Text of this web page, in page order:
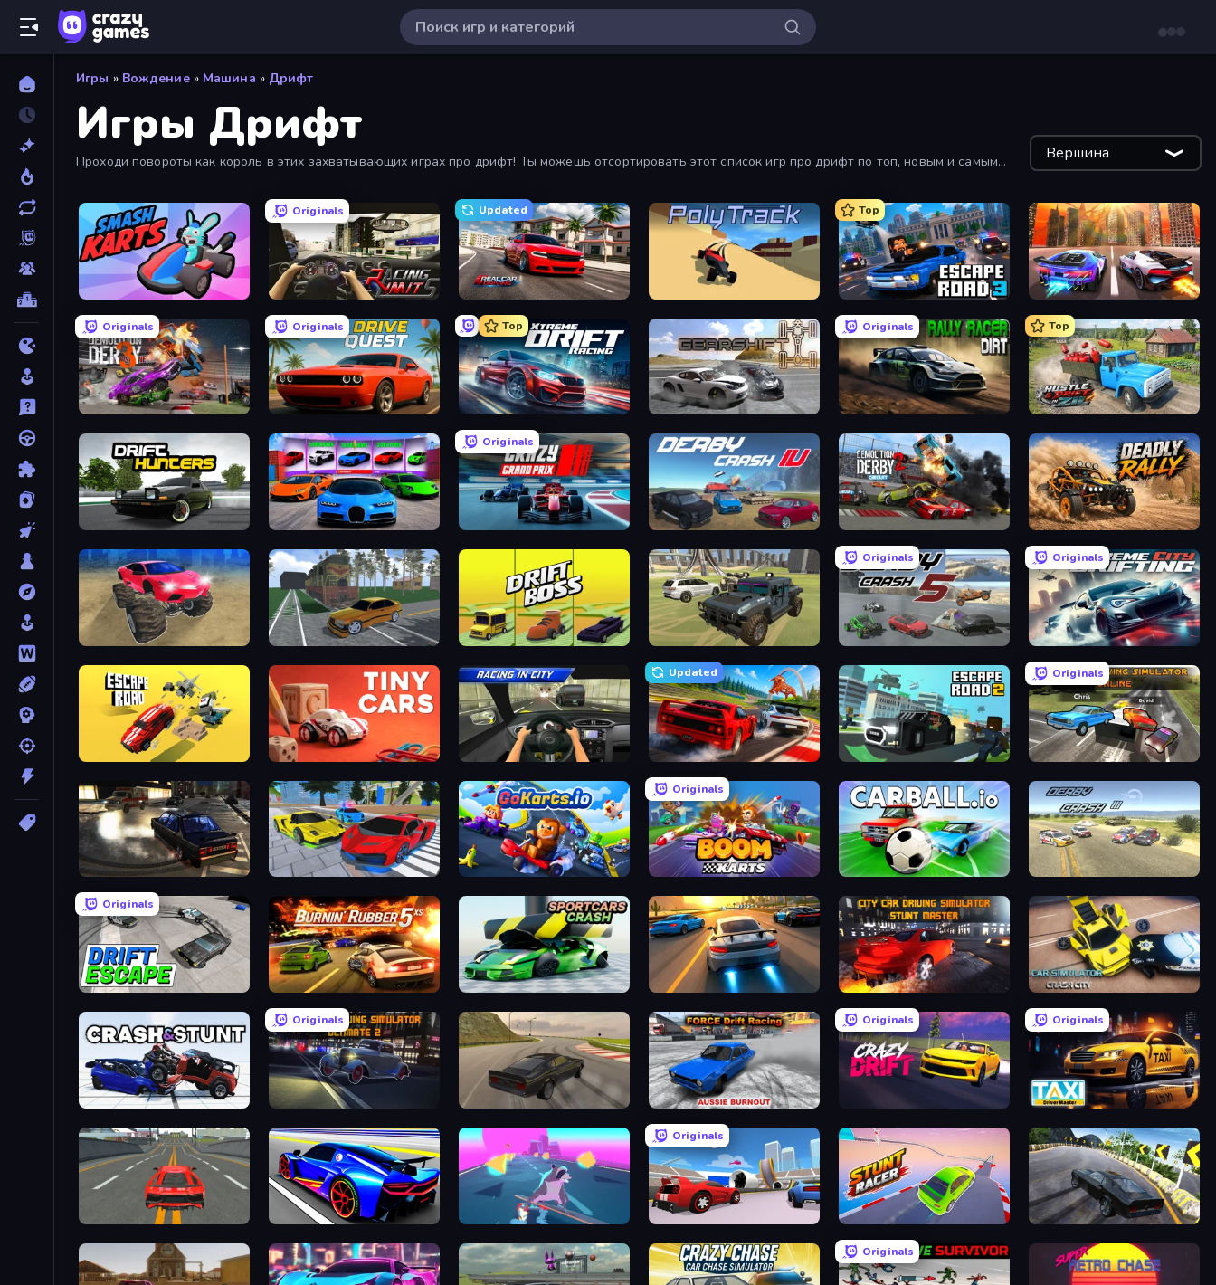
Игры » Вождение » Машина » Дрифт
Игры Дрифт
Проходи повороты как король в этих захватывающих играх про дрифт! Ты можешь отсортировать этот список игр про дрифт по топ, новым и самым
Вершина
Smash Karts
Originals
Racing Limits
Updated
Real Car Driving
Top
Escape Road 3 Night City Racing
Originals
Demolition Derby 3
Originals
Drive Quest
Top
Xtreme DRIFT Racing Gearshift One
Originals
Rally Racer Dirt
Top
Hustle & Drift in ZIL
Drift Hunters Case Simulator: Cars
Originals
Crazy Grand Prix Derby Crash 4 Deadly Rally
Obby: Car Crash Sandbox Drift Boss 4x4 Offroader
Originals
Derby Crash 5
Originals
Xtreme City Drifting
Escape Road Tiny Cars Racing in City
Updated
Racing: Online! Escape Road 2
Originals
City Classic Car Driving: 131 Real Cars Extreme Racing GoKarts.io
Originals
Boom Karts CarBall.io Derby Crash 3
Originals
Drift Escape Burnin' Rubber 5 XS Sportcars Crash Asphalt Rush Car Simulator: Crash City
Crash & Stunt
Originals
Burnout Drift Force Drift Racing: Aussie Burnout
Originals Originals
Taxi Driver: Master
Modern Car Racing 2 Cyber Cars Punk Racing Tanuki Sunset
Originals
DashCraft.io Stunt Racer Burnout Drift 2: Hilltop
Originals